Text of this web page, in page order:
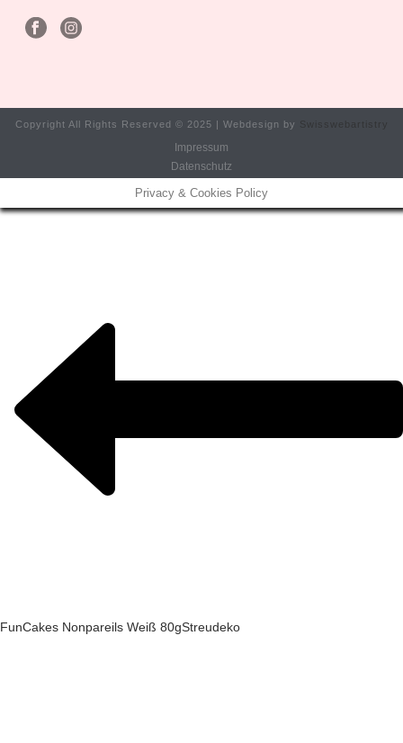
Copyright All Rights Reserved © 2025 | Webdesign by Swisswebartistry
Impressum
Datenschutz
Privacy & Cookies Policy
FunCakes Nonpareils Weiß 80gStreudeko